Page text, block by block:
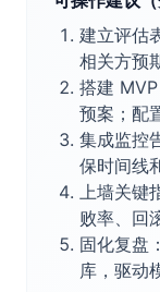
建立评估
相关方预
搭建
预案；配
集成监控
保时间线
上墙关键
败率、回
固化复盘
库，驱动